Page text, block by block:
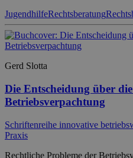
JugendhilfeRechtsberatung
Gerd Slotta
Die Entscheidung über
Betriebsverpachtung
Schriftenreihe innovative
Praxis
Rechtliche Probleme der